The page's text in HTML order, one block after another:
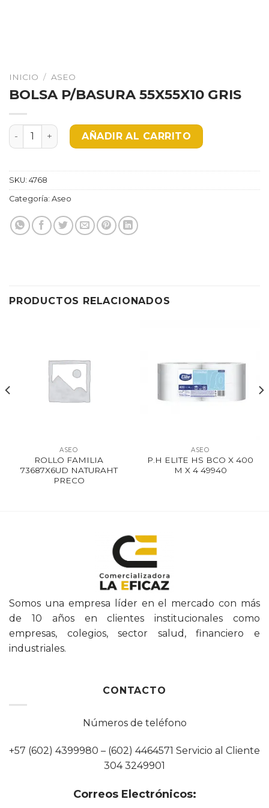
INICIO / ASEO
BOLSA P/BASURA 55X55X10 GRIS
BOLSA P/BASURA 55X55X10 GRIS cantidad
AÑADIR AL CARRITO
SKU: 4768
Categoría: Aseo
PRODUCTOS RELACIONADOS
ASEO
ROLLO FAMILIA
73687X6UD NATURAHT
PRECO
ASEO
P.H ELITE HS BCO X 400
M X 4 49940
Somos una empresa líder en el mercado con más
de 10 años en clientes institucionales como
empresas, colegios, sector salud, financiero e
industriales.
CONTACTO
Números de teléfono
+57 (602) 4399980 – (602) 4464571 Servicio al Cliente
304 3249901
Correos Electrónicos: